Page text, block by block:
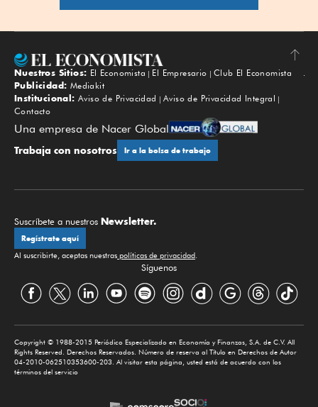
Subir
Nuestros Sitios: El Economista El Empresario
Club El Economista
Publicidad: Mediakit
Institucional: Aviso de Privacidad
Aviso de Privacidad Integral
Contacto
Una empresa de Nacer Global
Trabaja con nosotros Ir a la bolsa de trabajo
Suscríbete a nuestros Newsletter.
Regístrate aquí
Al suscribirte, aceptas nuestras políticas de privacidad.
Síguenos
Copyright © 1988-2015 Periódico Especializado en Economía y Finanzas, S.A. de C.V. All
Rights Reserved. Derechos Reservados. Número de reserva al Título en Derechos de Autor
04-2010-062510353600-203. Al visitar esta página, usted está de acuerdo con los
términos del servicio